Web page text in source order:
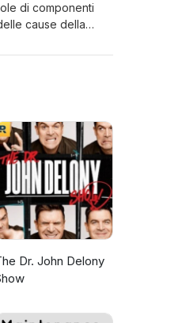
di componenti
cause della
di Shenaliasf
Dr. John Delony